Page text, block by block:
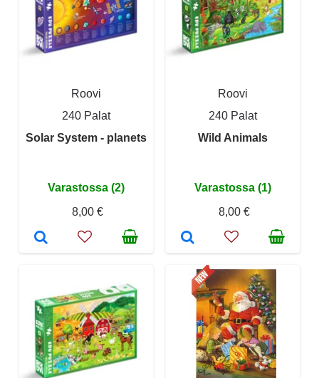
Roovi
240 Palat
Solar System - planets
Varastossa (2)
8,00 €
Roovi
240 Palat
Wild Animals
Varastossa (1)
8,00 €